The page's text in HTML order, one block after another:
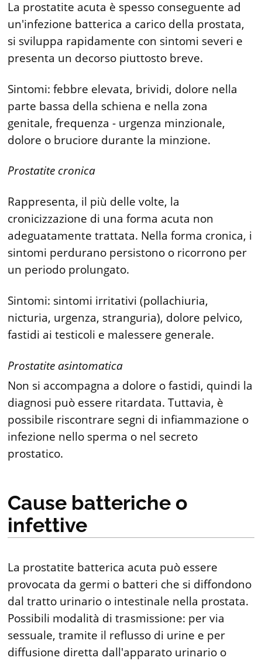
La prostatite acuta è spesso conseguente ad
un'infezione batterica a carico della prostata,
si sviluppa rapidamente con sintomi severi e
presenta un decorso piuttosto breve.
Sintomi: febbre elevata, brividi, dolore nella
parte bassa della schiena e nella zona
genitale, frequenza - urgenza minzionale,
dolore o bruciore durante la minzione.
Prostatite cronica
Rappresenta, il più delle volte, la
cronicizzazione di una forma acuta non
adeguatamente trattata. Nella forma cronica, i
sintomi perdurano persistono o ricorrono per
un periodo prolungato.
Sintomi: sintomi irritativi (pollachiuria,
nicturia, urgenza, stranguria), dolore pelvico,
fastidi ai testicoli e malessere generale.
Prostatite asintomatica
Non si accompagna a dolore o fastidi, quindi la
diagnosi può essere ritardata. Tuttavia, è
possibile riscontrare segni di infiammazione o
infezione nello sperma o nel secreto
prostatico.
Cause batteriche o
infettive
La prostatite batterica acuta può essere
provocata da germi o batteri che si diffondono
dal tratto urinario o intestinale nella prostata.
Possibili modalità di trasmissione: per via
sessuale, tramite il reflusso di urine e per
diffusione diretta dall'apparato urinario o